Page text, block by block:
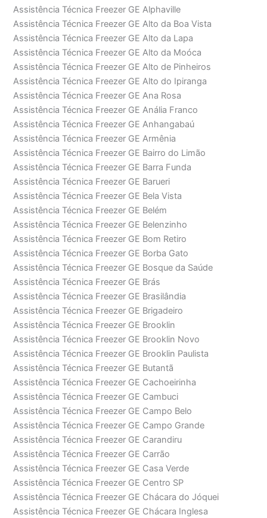
Assistência Técnica Freezer GE Alphaville
Assistência Técnica Freezer GE Alto da Boa Vista
Assistência Técnica Freezer GE Alto da Lapa
Assistência Técnica Freezer GE Alto da Moóca
Assistência Técnica Freezer GE Alto de Pinheiros
Assistência Técnica Freezer GE Alto do Ipiranga
Assistência Técnica Freezer GE Ana Rosa
Assistência Técnica Freezer GE Anália Franco
Assistência Técnica Freezer GE Anhangabaú
Assistência Técnica Freezer GE Armênia
Assistência Técnica Freezer GE Bairro do Limão
Assistência Técnica Freezer GE Barra Funda
Assistência Técnica Freezer GE Barueri
Assistência Técnica Freezer GE Bela Vista
Assistência Técnica Freezer GE Belém
Assistência Técnica Freezer GE Belenzinho
Assistência Técnica Freezer GE Bom Retiro
Assistência Técnica Freezer GE Borba Gato
Assistência Técnica Freezer GE Bosque da Saúde
Assistência Técnica Freezer GE Brás
Assistência Técnica Freezer GE Brasilândia
Assistência Técnica Freezer GE Brigadeiro
Assistência Técnica Freezer GE Brooklin
Assistência Técnica Freezer GE Brooklin Novo
Assistência Técnica Freezer GE Brooklin Paulista
Assistência Técnica Freezer GE Butantã
Assistência Técnica Freezer GE Cachoeirinha
Assistência Técnica Freezer GE Cambuci
Assistência Técnica Freezer GE Campo Belo
Assistência Técnica Freezer GE Campo Grande
Assistência Técnica Freezer GE Carandiru
Assistência Técnica Freezer GE Carrão
Assistência Técnica Freezer GE Casa Verde
Assistência Técnica Freezer GE Centro SP
Assistência Técnica Freezer GE Chácara do Jóquei
Assistência Técnica Freezer GE Chácara Inglesa